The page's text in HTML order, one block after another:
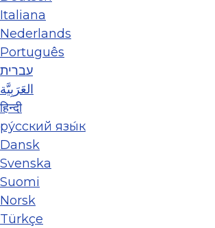
Italiana
Nederlands
Português
עברית
العَرَبِيَّة
हिन्दी
ру́сский язы́к
Dansk
Svenska
Suomi
Norsk
Türkçe